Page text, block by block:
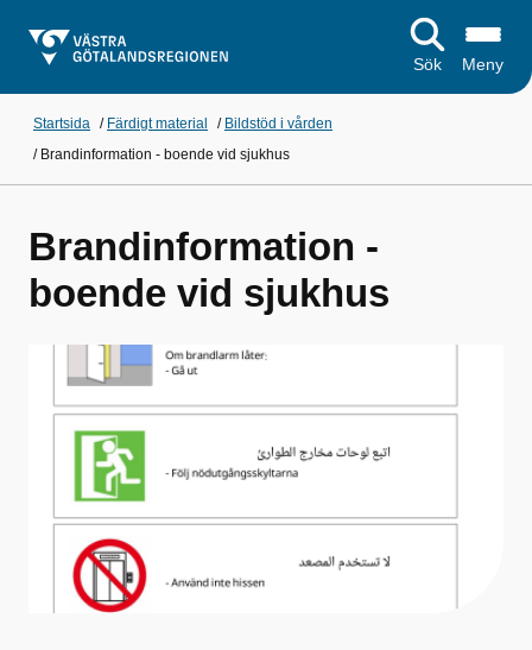
Sök Meny
Startsida / Färdigt material / Bildstöd i vården
/ Brandinformation - boende vid sjukhus
Brandinformation -
boende vid sjukhus